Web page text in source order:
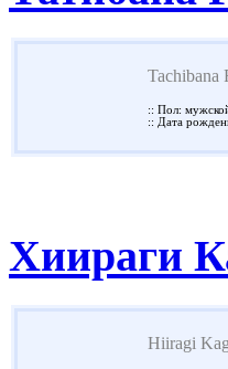
Tachibana
:: Пол:
:: Дата
Хиираги
Hiiragi